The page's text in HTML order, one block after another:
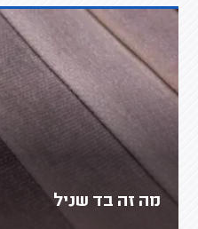
מה זה בד שניל